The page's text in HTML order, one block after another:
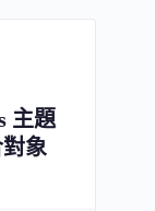
主題
象